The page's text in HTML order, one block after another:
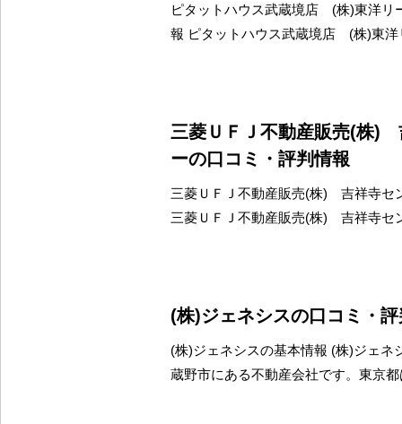
ピタットハウス武蔵境店 (株)東洋リ
報 ピタットハウス武蔵境店 (株)東洋
三菱ＵＦＪ不動産販売(株)
ーの口コミ・評判情報
三菱ＵＦＪ不動産販売(株) 吉祥寺セ
三菱ＵＦＪ不動産販売(株) 吉祥寺セ
(株)ジェネシスの口コミ・
(株)ジェネシスの基本情報 (株)ジェネ
蔵野市にある不動産会社です。東京